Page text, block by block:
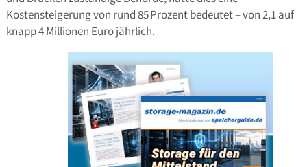
Kostensteigerung von rund 85 Prozent bedeutet – von 2,1 auf
knapp 4 Millionen Euro jährlich.